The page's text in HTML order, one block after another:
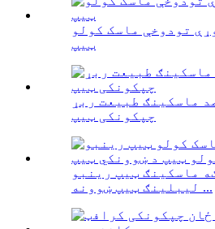
تودوخې ماسک کولو
ټیپ
ماسکینګ طبیعت ربړ
چپکونکی ټیپ
ماسکینګ ټیپ رینبو
لیبلینګ ټیپ ښوونه ...